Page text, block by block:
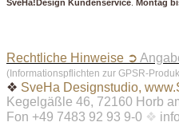
SveHa!Design Kundenservice Montag
Rechtliche Hinweise ➲
(Informationspflichten zur GPSR-
❖ SveHa Designstudio,
Kegelgäßle 46, 72160 Horb
Fon +49 7483 92 93 9-0 ❖